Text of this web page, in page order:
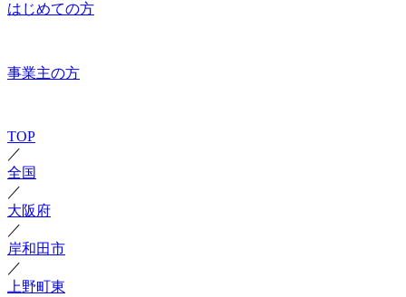
はじめての方
事業主の方
TOP
／
全国
／
大阪府
／
岸和田市
／
上野町東